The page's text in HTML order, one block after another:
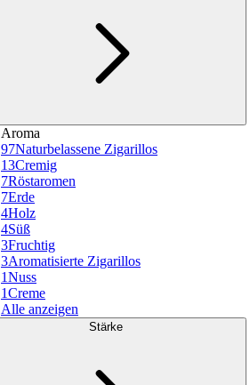
Aroma
97Naturbelassene Zigarillos
13Cremig
7Röstaromen
7Erde
4Holz
4Süß
3Fruchtig
3Aromatisierte Zigarillos
1Nuss
1Creme
Alle anzeigen
Stärke